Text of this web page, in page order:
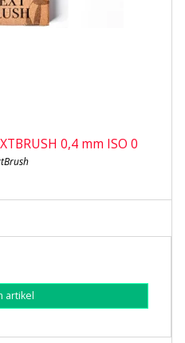
0,4 mm ISO 0
artikel